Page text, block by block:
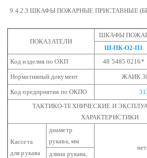
9.4.2.3 ШКАФЫ ПОЖАРНЫЕ ПРИСТАВНЫЕ
ПОКАЗАТЕЛИ
ШКАФЫ
Ш-ПК-О2-П1
Код изделия по ОКП
48 5485 0216*
Нормативный документ
Код предприятия по ОКПО
ТАКТИКО-ТЕХНИЧЕСКИЕ И
ХАРАКТЕРИСТИКИ
Кассета
для рукава
диаметр
рукава, мм
длина рукава,